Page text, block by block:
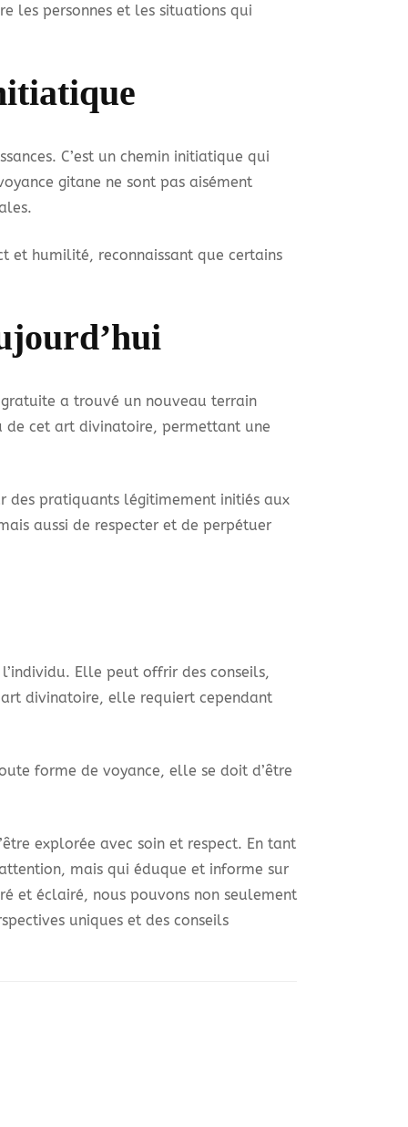
les personnes et les situations qui
C’est un chemin initiatique qui
gitane ne sont pas aisément
et humilité, reconnaissant que certains
a trouvé un nouveau terrain
de cet art divinatoire, permettant une
des pratiquants légitimement initiés aux
aussi de respecter et de perpétuer
Elle peut offrir des conseils,
divinatoire, elle requiert cependant
forme de voyance, elle se doit d’être
explorée avec soin et respect. En tant
mais qui éduque et informe sur
et éclairé, nous pouvons non seulement
uniques et des conseils